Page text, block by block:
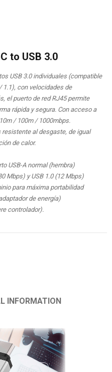
to USB 3.0
USB 3.0 individuales (compatible
1.1), con velocidades de
el puerto de red RJ45 permite
rápida y segura. Con acceso a
/ 100m / 1000mbps.
al desgaste, de igual
de calor.
USB-A normal (hembra)
Mbps) y USB 1.0 (12 Mbps)
para máxima portabilidad
de energía)
controlador).
INFORMATION